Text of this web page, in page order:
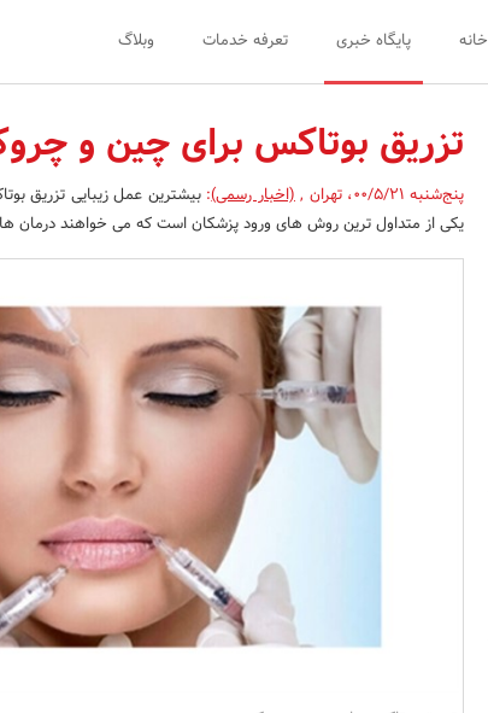
خانه پایگاه خبری تعرفه خدمات وبلاگ
تزریق بوتاکس برای چین و
پنج‌شنبه 00/5/21 ،تهران ,(اخبار رسمی):بیشترین عمل زیبایی تزریق
یکی از متداول ترین روش های ورود پزشکان است که می خواهند درمان